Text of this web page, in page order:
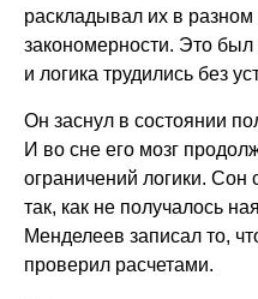
раскладывал их в разном
закономерности. Это был
и логика трудились без
Он заснул в состоянии
И во сне его мозг
ограничений логики.
так, как не получалось
Менделеев записал то,
проверил расчетами.